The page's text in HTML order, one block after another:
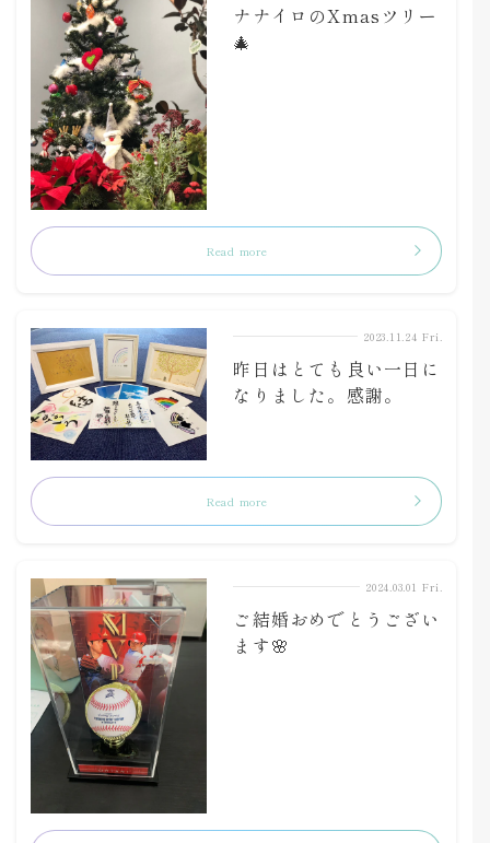
ナナイロのXmasツリー
🎄
Read more
2023.11.24 Fri.
昨日はとても良い一日に
なりました。感謝。
Read more
2024.03.01 Fri.
ご結婚おめでとうござい
ます🌸